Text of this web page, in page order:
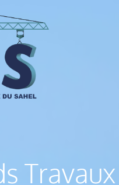
Travaux